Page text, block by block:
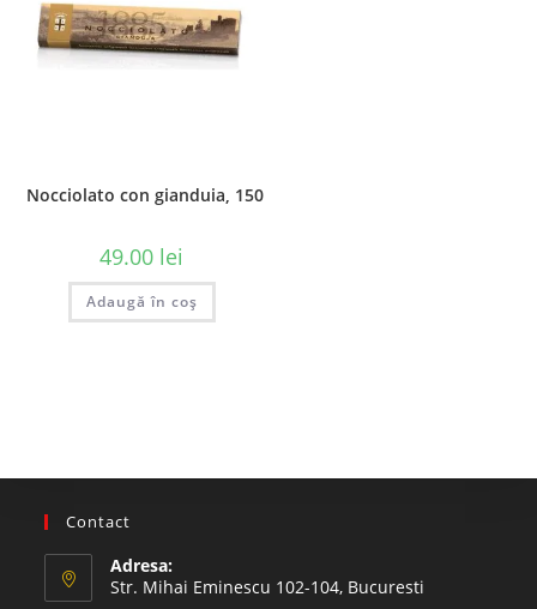
Nocciolato con gianduia, 150 gr
49.00 lei
Adaugă în coș
Contact
Adresa:
Str. Mihai Eminescu 102-104, Bucuresti